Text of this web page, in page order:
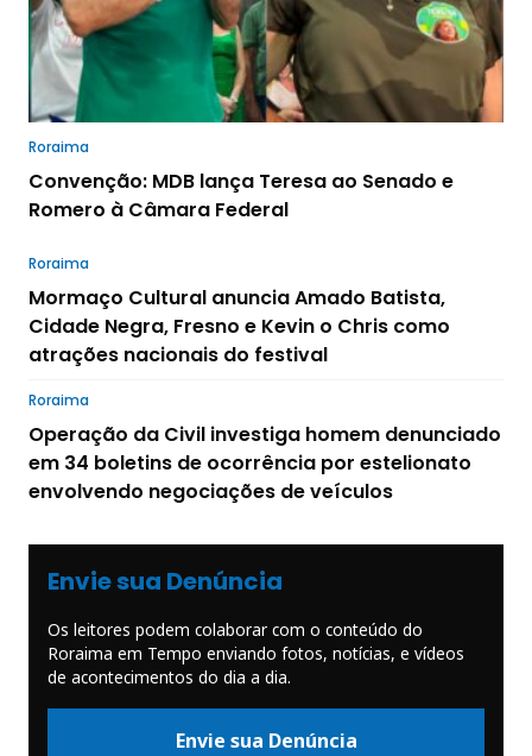
Roraima
Convenção: MDB lança Teresa ao Senado e
Romero à Câmara Federal
Roraima
Mormaço Cultural anuncia Amado Batista,
Cidade Negra, Fresno e Kevin o Chris como
atrações nacionais do festival
Roraima
Operação da Civil investiga homem denunciado
em 34 boletins de ocorrência por estelionato
envolvendo negociações de veículos
Envie sua Denúncia
Os leitores podem colaborar com o conteúdo do
Roraima em Tempo enviando fotos, notícias, e vídeos
de acontecimentos do dia a dia.
Envie sua Denúncia